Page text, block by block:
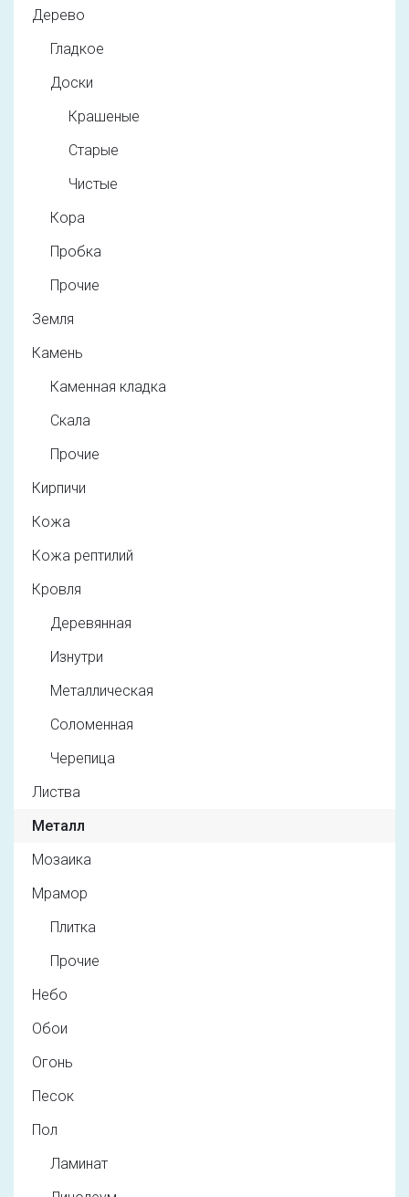
Дерево
Гладкое
Доски
Крашеные
Старые
Чистые
Кора
Пробка
Прочие
Земля
Камень
Каменная кладка
Скала
Прочие
Кирпичи
Кожа
Кожа рептилий
Кровля
Деревянная
Изнутри
Металлическая
Соломенная
Черепица
Листва
Металл
Мозаика
Мрамор
Плитка
Прочие
Небо
Обои
Огонь
Песок
Пол
Ламинат